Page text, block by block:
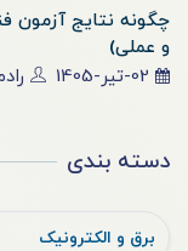
چگونه نتایج آزمون
و عملی)
02-تیر-1405
دسته بندی
برق و الکترونیک